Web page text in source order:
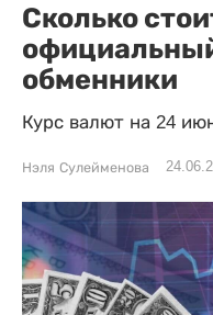
Сколько
обменники
Курс валют на 24
Нэля Сулейменова